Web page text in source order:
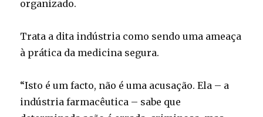
organizado.
Trata a dita indústria como sendo uma ameaça
à prática da medicina segura.
“Isto é um facto, não é uma acusação. Ela – a
indústria farmacêutica – sabe que